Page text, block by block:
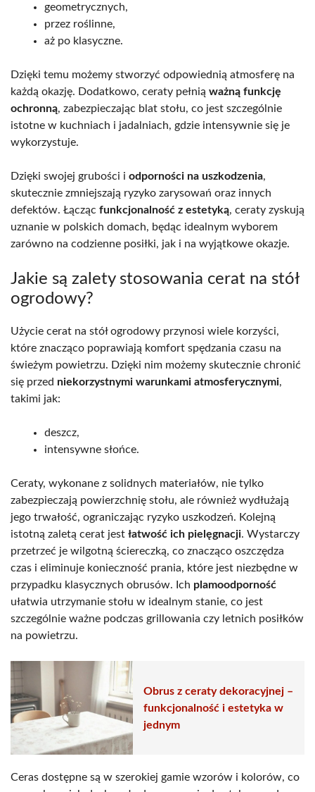
geometrycznych,
przez roślinne,
aż po klasyczne.
Dzięki temu możemy stworzyć odpowiednią atmosferę na
każdą okazję. Dodatkowo, ceraty pełnią ważną funkcję
ochronną, zabezpieczając blat stołu, co jest szczególnie
istotne w kuchniach i jadalniach, gdzie intensywnie się je
wykorzystuje.
Dzięki swojej grubości i odporności na uszkodzenia,
skutecznie zmniejszają ryzyko zarysowań oraz innych
defektów. Łącząc funkcjonalność z estetyką, ceraty zyskują
uznanie w polskich domach, będąc idealnym wyborem
zarówno na codzienne posiłki, jak i na wyjątkowe okazje.
Jakie są zalety stosowania cerat na stół
ogrodowy?
Użycie cerat na stół ogrodowy przynosi wiele korzyści,
które znacząco poprawiają komfort spędzania czasu na
świeżym powietrzu. Dzięki nim możemy skutecznie chronić
się przed niekorzystnymi warunkami atmosferycznymi,
takimi jak:
deszcz,
intensywne słońce.
Ceraty, wykonane z solidnych materiałów, nie tylko
zabezpieczają powierzchnię stołu, ale również wydłużają
jego trwałość, ograniczając ryzyko uszkodzeń. Kolejną
istotną zaletą cerat jest łatwość ich pielęgnacji. Wystarczy
przetrzeć je wilgotną ściereczką, co znacząco oszczędza
czas i eliminuje konieczność prania, które jest niezbędne w
przypadku klasycznych obrusów. Ich plamoodporność
ułatwia utrzymanie stołu w idealnym stanie, co jest
szczególnie ważne podczas grillowania czy letnich posiłków
na powietrzu.
Obrus z ceraty dekoracyjnej –
funkcjonalność i estetyka w
jednym
Ceras dostępne są w szerokiej gamie wzorów i kolorów, co